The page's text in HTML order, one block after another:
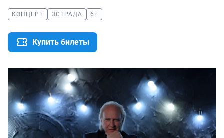
КОНЦЕРТ ЭСТРАДА 6+
Купить билеты